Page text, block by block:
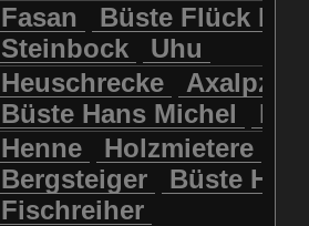
Fasan
Büste Flück
Steinbock
Uhu
Heuschrecke
Büste Hans Michel
Henne Holzmietere
Bergsteiger
Büste HP
Fischreiher